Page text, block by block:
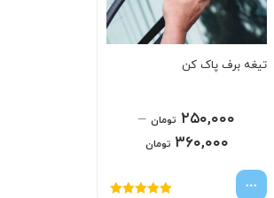
تیغه برف پاک کن
۲۵۰,۰۰۰ تومان –
۳۶۰,۰۰۰ تومان